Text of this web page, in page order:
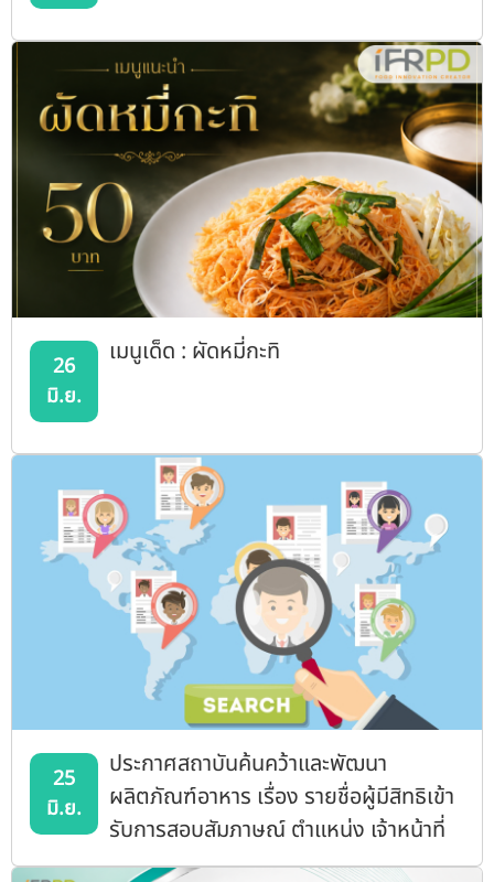
26
มิ.ย.
เมนูเด็ด : ผัดหมี่กะทิ
25
มิ.ย.
ประกาศสถาบันค้นคว้าและพัฒนา
ผลิตภัณฑ์อาหาร เรื่อง รายชื่อผู้มีสิทธิเข้า
รับการสอบสัมภาษณ์ ตำแหน่ง เจ้าหน้าที่
บริหารงานทั่วไปปฏิบัติการ